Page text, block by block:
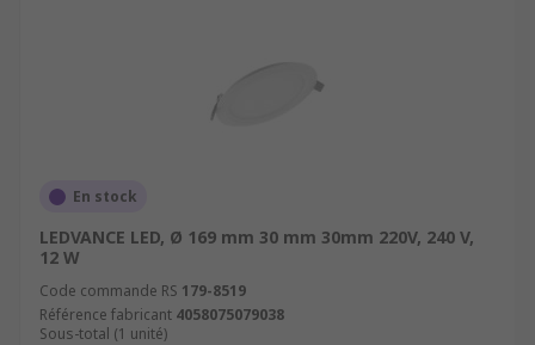
En stock
LEDVANCE LED, Ø 169 mm 30 mm 30mm 220V, 240 V,
12 W
Code commande RS 179-8519
Référence fabricant 4058075079038
Sous-total (1 unité)